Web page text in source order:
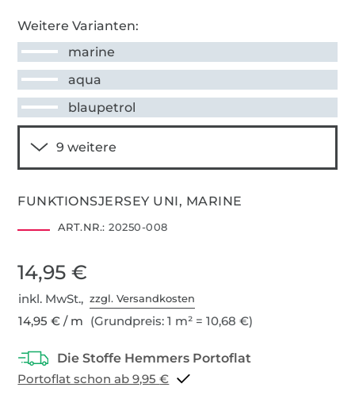
Weitere Varianten:
marine
aqua
blaupetrol
FUNKTIONSJERSEY UNI, MARINE
ART.NR.: 20250-008
14,95 €
inkl. MwSt.,zzgl. Versandkosten
14,95 € / m (Grundpreis: 1 m² = 10,68 €)
Portoflat schon ab 9,95 €